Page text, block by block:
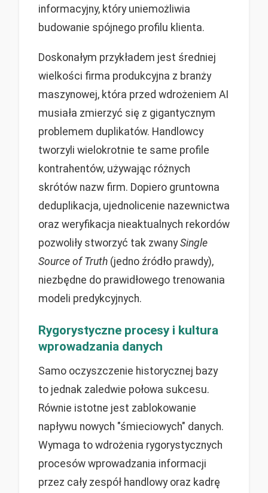
informacyjny, który uniemożliwia
budowanie spójnego profilu klienta.
Doskonałym przykładem jest średniej
wielkości firma produkcyjna z branży
maszynowej, która przed wdrożeniem AI
musiała zmierzyć się z gigantycznym
problemem duplikatów. Handlowcy
tworzyli wielokrotnie te same profile
kontrahentów, używając różnych
skrótów nazw firm. Dopiero gruntowna
deduplikacja, ujednolicenie nazewnictwa
oraz weryfikacja nieaktualnych rekordów
pozwoliły stworzyć tak zwanySingle
Source of Truth (jedno źródło prawdy),
niezbędne do prawidłowego trenowania
modeli predykcyjnych.
Rygorystyczne procesy i kultura
wprowadzania danych
Samo oczyszczenie historycznej bazy
to jednak zaledwie połowa sukcesu.
Równie istotne jest zablokowanie
napływu nowych "śmieciowych" danych.
Wymaga to wdrożenia rygorystycznych
procesów wprowadzania informacji
przez cały zespół handlowy oraz kadrę